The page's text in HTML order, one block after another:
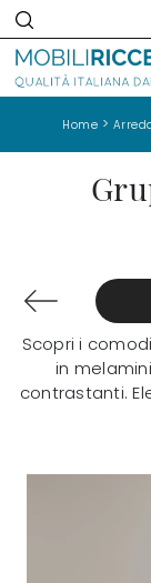
Home >
Scopri i
in
contrastanti.